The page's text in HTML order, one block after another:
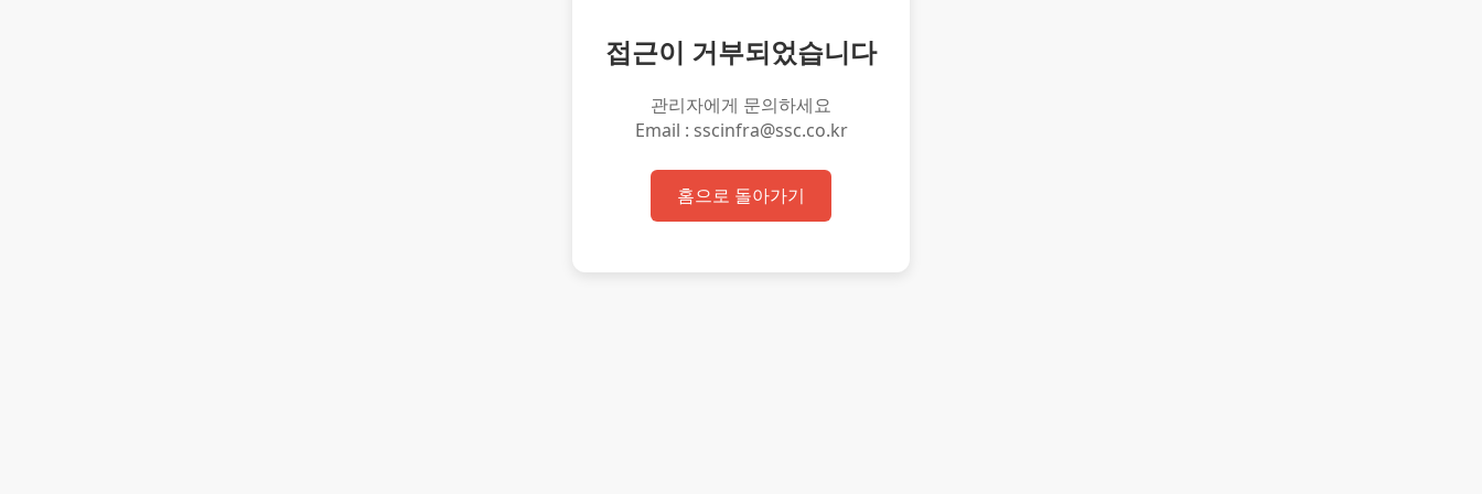
접근이 거부되었습니다
관리자에게 문의하세요
Email : sscinfra@ssc.co.kr
홈으로 돌아가기